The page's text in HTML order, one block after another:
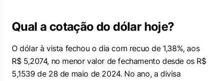
Qual a cotação do dólar hoje?
O dólar à vista fechou o dia com recuo de 1,38%, aos
R$ 5,2074, no menor valor de fechamento desde os R$
5,1539 de 28 de maio de 2024. No ano, a divisa